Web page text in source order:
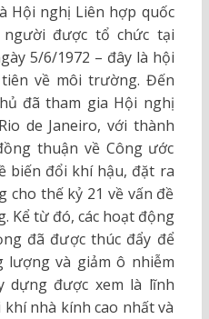
Hội nghị Liên hợp quốc
được tổ chức tại
5/6/1972 – đây là hội
về môi trường. Đến
đã tham gia Hội nghị
de Janeiro, với thành
thuận về Công ước
biến đổi khí hậu, đặt ra
thế kỷ 21 về vấn đề
Kể từ đó, các hoạt động
đã được thúc đẩy để
lượng và giảm ô nhiễm
dựng được xem là lĩnh
nhà kính cao nhất và